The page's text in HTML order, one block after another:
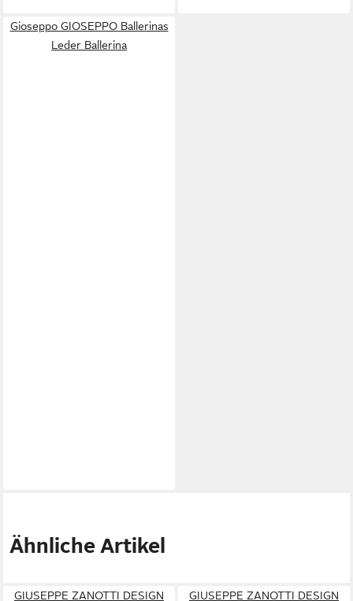
Gioseppo GIOSEPPO Ballerinas
Leder Ballerina
Ähnliche Artikel
GIUSEPPE ZANOTTI DESIGN GIUSEPPE ZANOTTI DESIGN